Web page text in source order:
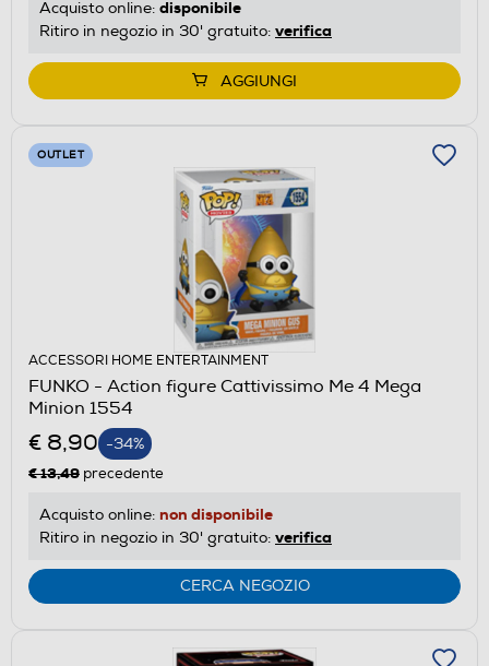
Acquisto online: disponibile
Ritiro in negozio in 30' gratuito: verifica
AGGIUNGI
OUTLET
ACCESSORI HOME ENTERTAINMENT
FUNKO - Action figure Cattivissimo Me 4 Mega
Minion 1554
€ 8,90 -34%
€ 13,49 precedente
Acquisto online: non disponibile
Ritiro in negozio in 30' gratuito: verifica
CERCA NEGOZIO